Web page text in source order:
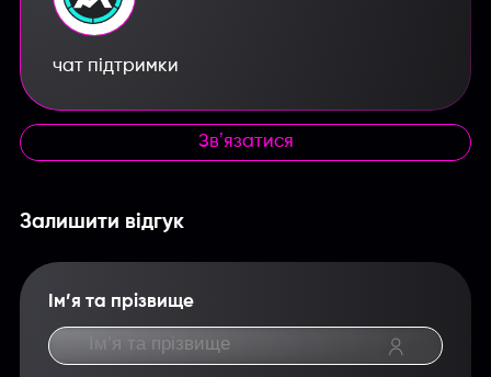
чат підтримки
Звʼязатися
Залишити відгук
Ім’я та прізвище